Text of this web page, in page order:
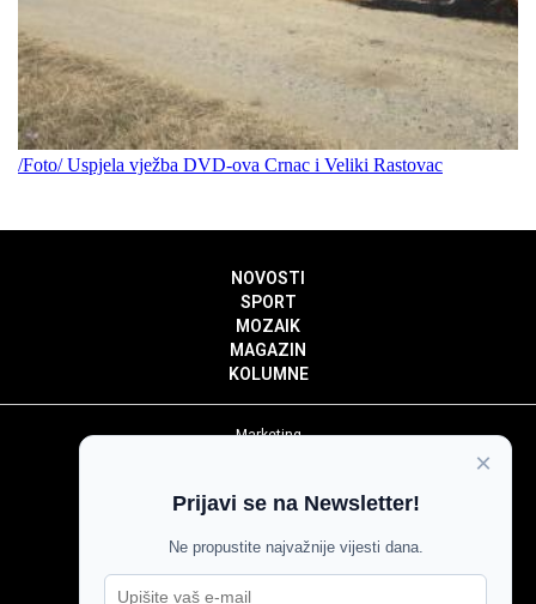
/Foto/ Uspjela vježba DVD-ova Crnac i Veliki Rastovac
NOVOSTI
SPORT
MOZAIK
MAGAZIN
KOLUMNE
Marketing
Impressum
Pravila komentiranja
Agroglas
×
Prijavi se na Newsletter!
Ne propustite najvažnije vijesti dana.